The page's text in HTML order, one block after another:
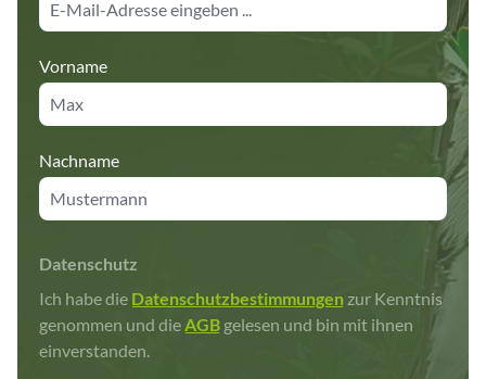
Vorname
Nachname
Datenschutz
Ich habe die Datenschutzbestimmungen zur Kenntnis
genommen und dieAGB gelesen und bin mit ihnen
einverstanden.